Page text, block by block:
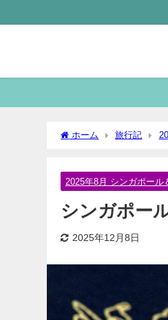
ホーム 旅行記
2025年8月 シンガポール
シンガポー
2025年12月8日